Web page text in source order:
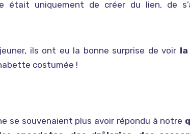
était uniquement de créer du lien, de
ils ont eu la bonne surprise de voir
costumée !
se souvenaient plus avoir répondu à notre